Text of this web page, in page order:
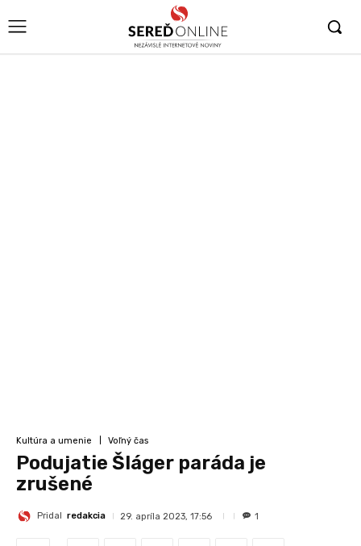
Kultúra a umenie Voľný čas
Podujatie Šláger paráda je
zrušené
Pridal redakcia 29. apríla 2023, 17:56 1